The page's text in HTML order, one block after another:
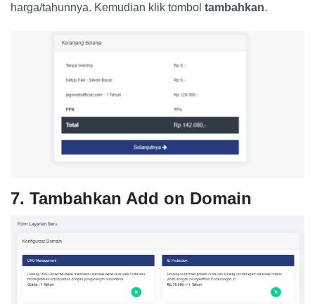
harga/tahunnya. Kemudian klik tombol tambahkan.
7. Tambahkan Add on Domain